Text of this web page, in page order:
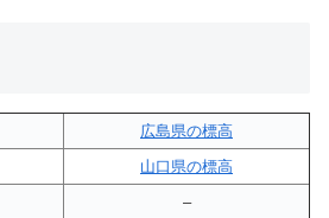
広島県の標高
山口県の標高
–